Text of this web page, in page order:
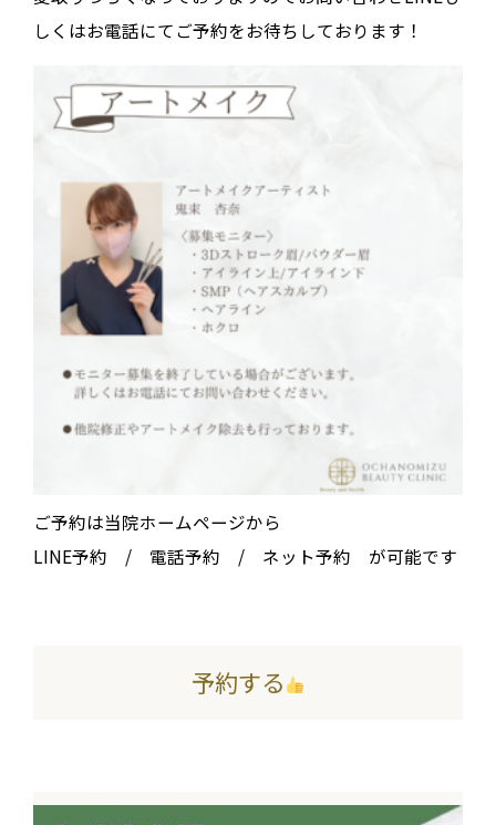
しくはお電話にてご予約をお待ちしております！
ご予約は当院ホームページから
LINE予約 / 電話予約 / ネット予約 が可能です
予約する